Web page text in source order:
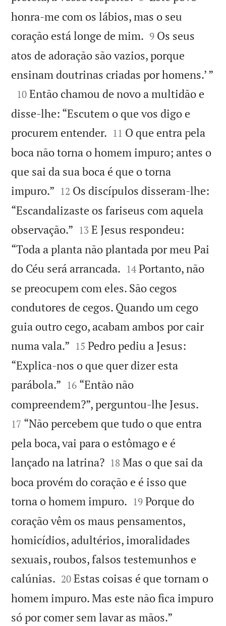
honra-me com os lábios, mas o seu
coração está longe de mim. 

9 Os seus
atos de adoração são vazios, porque
ensinam doutrinas criadas por homens.’ ”

10 Então chamou de novo a multidão e
disse-lhe: “Escutem o que vos digo e
procurem entender. 

11 O que entra pela
boca não torna o homem impuro; antes o
que sai da sua boca é que o torna
impuro.” 

12 Os discípulos disseram-lhe:
“Escandalizaste os fariseus com aquela
observação.” 

13 E Jesus respondeu:
“Toda a planta não plantada por meu Pai
do Céu será arrancada. 

14 Portanto, não
se preocupem com eles. São cegos
condutores de cegos. Quando um cego
guia outro cego, acabam ambos por cair
numa vala.” 

15 Pedro pediu a Jesus:
“Explica-nos o que quer dizer esta
parábola.” 

16 “Então não
compreendem?”, perguntou-lhe Jesus.
17 “Não percebem que tudo o que entra
pela boca, vai para o estômago e é
lançado na latrina?
18 Mas o que sai da
boca provém do coração e é isso que
torna o homem impuro. 

19 Porque do
coração vêm os maus pensamentos,
homicídios, adultérios, imoralidades
sexuais, roubos, falsos testemunhos e
calúnias. 

20 Estas coisas é que tornam o
homem impuro. Mas este não fica impuro
só por comer sem lavar as mãos.”